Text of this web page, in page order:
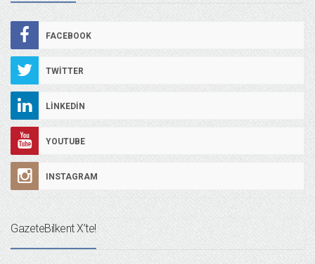
FACEBOOK
TWITTER
LINKEDIN
YOUTUBE
INSTAGRAM
GazeteBilkent X’te!